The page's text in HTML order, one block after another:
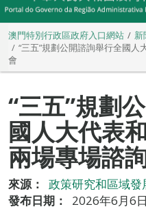
澳門特別行政區政府入口網站
新
“三五”規劃公開諮詢舉行全國
會
“三五”規劃
國人大代表
兩場專場諮
來源：
政策研究和區域發
發布日期：
2026年6月6